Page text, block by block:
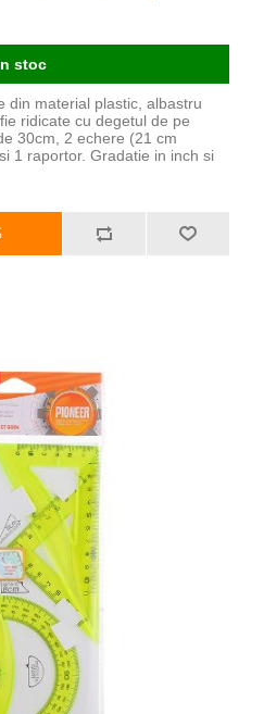
stoc
din material plastic, albastru
ridicate cu degetul de pe
30cm, 2 echere (21 cm
1 raportor. Gradatie in inch si